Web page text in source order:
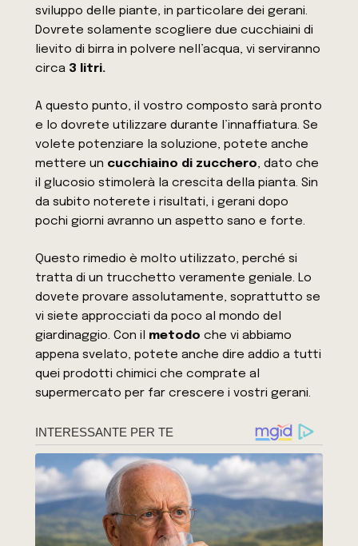
sviluppo delle piante, in particolare dei gerani.
Dovrete solamente scogliere due cucchiaini di
lievito di birra in polvere nell’acqua, vi serviranno
circa 3 litri.
A questo punto, il vostro composto sarà pronto
e lo dovrete utilizzare durante l’innaffiatura. Se
volete potenziare la soluzione, potete anche
mettere un cucchiaino di zucchero, dato che
il glucosio stimolerà la crescita della pianta. Sin
da subito noterete i risultati, i gerani dopo
pochi giorni avranno un aspetto sano e forte.
Questo rimedio è molto utilizzato, perché si
tratta di un trucchetto veramente geniale. Lo
dovete provare assolutamente, soprattutto se
vi siete approcciati da poco al mondo del
giardinaggio. Con il metodo che vi abbiamo
appena svelato, potete anche dire addio a tutti
quei prodotti chimici che comprate al
supermercato per far crescere i vostri gerani.